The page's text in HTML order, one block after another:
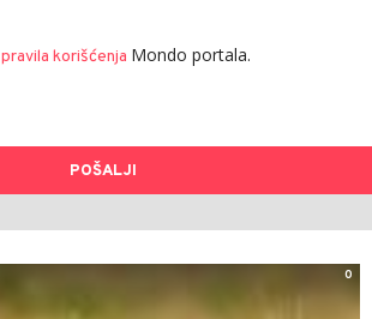
pravila korišćenja Mondo portala.
POŠALJI
0